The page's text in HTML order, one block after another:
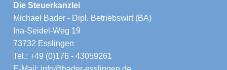
Die Steuerkanzlei
Michael Bader - Dipl. Betriebswirt (BA)
Ina-Seidel-Weg 19
73732 Esslingen
Tel.: +49 (0)176 - 43059261